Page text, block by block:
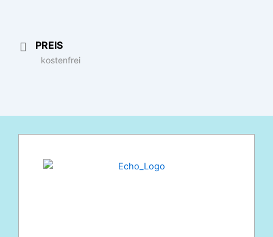
PREIS
kostenfrei